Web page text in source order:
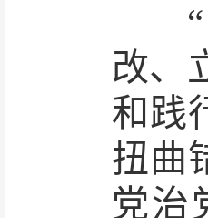
“自
改、
和践
扭曲
党治